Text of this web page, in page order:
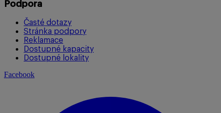
Podpora
Časté dotazy
Stránka podpory
Reklamace
Dostupné kapacity
Dostupné lokality
Facebook